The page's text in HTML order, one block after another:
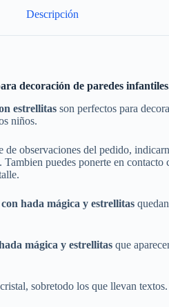
Descripción
decoración de paredes
estrellitas son perfectos para
niños.
observaciones del pedido,
puedes ponerte en
con hada mágica y estrellitas
mágica y estrellitas que
sobretodo los que llevan